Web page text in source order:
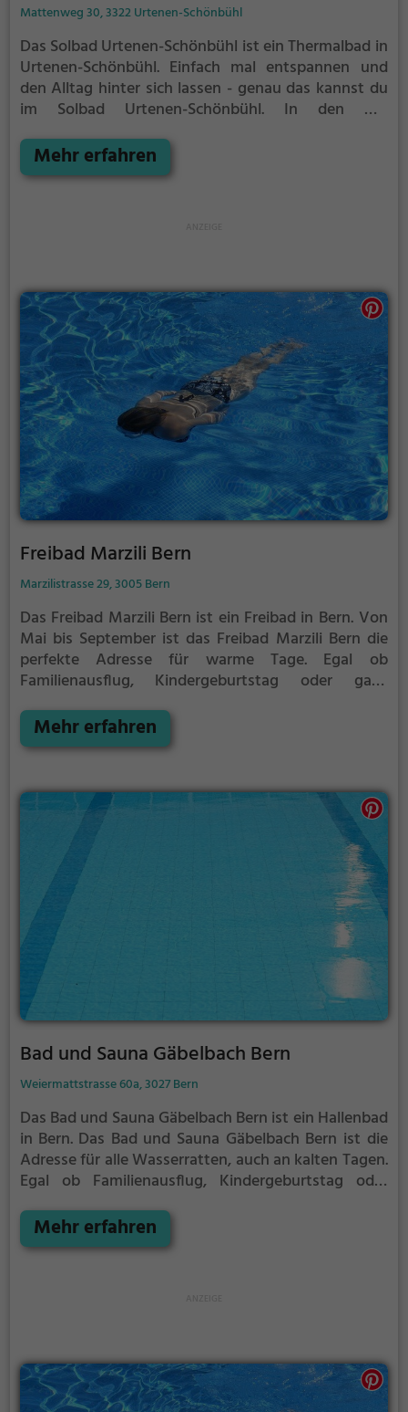
Mattenweg 30, 3322 Urtenen-Schönbühl
Das Solbad Urtenen-Schönbühl ist ein Thermalbad in
Urtenen-Schönbühl. Einfach mal entspannen und
den Alltag hinter sich lassen - genau das kannst du
im Solbad Urtenen-Schönbühl. In den mit
du dich bei angenehmer Beleuchtung erholen und
deine Akkus wieder aufladen. Besonders gut: das
Mehr erfahren
Freibad Marzili Bern
Marzilistrasse 29, 3005 Bern
Das Freibad Marzili Bern ist ein Freibad in Bern. Von
Mai bis September ist das Freibad Marzili Bern die
perfekte Adresse für warme Tage. Egal ob
Familienausflug, Kindergeburtstag oder ganz
kommt jeder auf seine Kosten. Bei gutem Wetter
kann die Freibadsaison im Freibad Marzili Bern auch
auf der Website.
Mehr erfahren
Bad und Sauna Gäbelbach Bern
Weiermattstrasse 60a, 3027 Bern
Das Bad und Sauna Gäbelbach Bern ist ein Hallenbad
in Bern. Das Bad und Sauna Gäbelbach Bern ist die
Adresse für alle Wasserratten, auch an kalten Tagen.
Egal ob Familienausflug, Kindergeburtstag oder
Gäbelbach Bern kommt jeder auf seine Kosten.
Mehr erfahren